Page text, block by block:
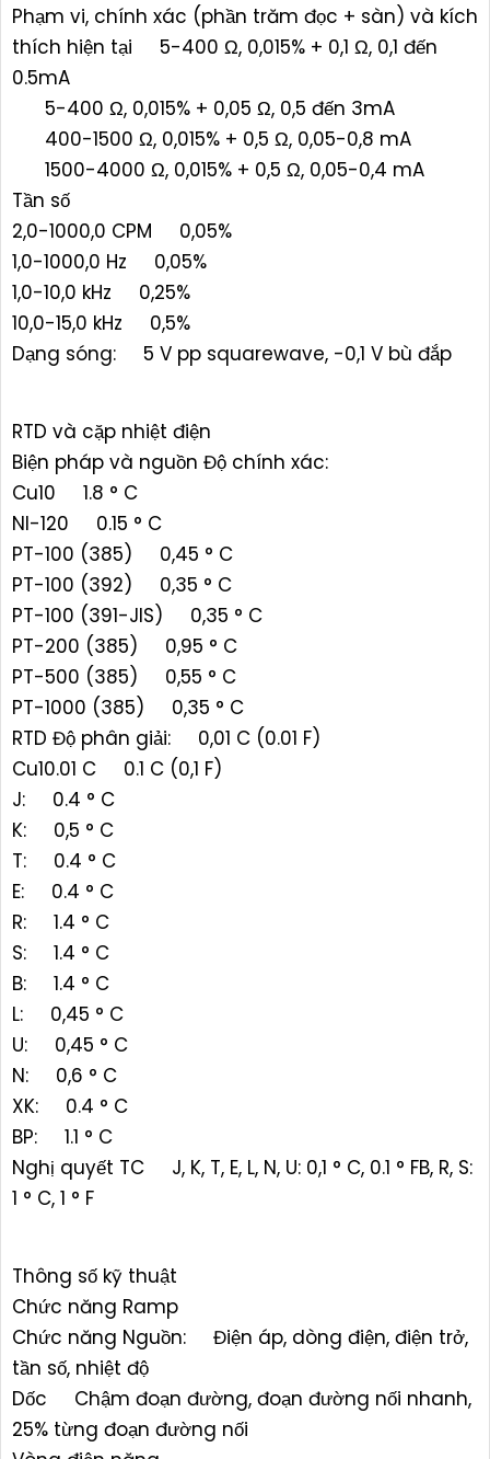
Phạm vi, chính xác (phần trăm đọc + sàn) và kích
thích hiện tại 5-400 Ω, 0,015% + 0,1 Ω, 0,1 đến
0.5mA
5-400 Ω, 0,015% + 0,05 Ω, 0,5 đến 3mA
400-1500 Ω, 0,015% + 0,5 Ω, 0,05-0,8 mA
1500-4000 Ω, 0,015% + 0,5 Ω, 0,05-0,4 mA
Tần số
2,0-1000,0 CPM 0,05%
1,0-1000,0 Hz 0,05%
1,0-10,0 kHz 0,25%
10,0-15,0 kHz 0,5%
Dạng sóng: 5 V pp squarewave, -0,1 V bù đắp
RTD và cặp nhiệt điện
Biện pháp và nguồn Độ chính xác:
Cu10 1.8 ° C
NI-120 0.15 ° C
PT-100 (385) 0,45 ° C
PT-100 (392) 0,35 ° C
PT-100 (391-JIS) 0,35 ° C
PT-200 (385) 0,95 ° C
PT-500 (385) 0,55 ° C
PT-1000 (385) 0,35 ° C
RTD Độ phân giải: 0,01 C (0.01 F)
Cu10.01 C 0.1 C (0,1 F)
J: 0.4 ° C
K: 0,5 ° C
T: 0.4 ° C
E: 0.4 ° C
R: 1.4 ° C
S: 1.4 ° C
B: 1.4 ° C
L: 0,45 ° C
U: 0,45 ° C
N: 0,6 ° C
XK: 0.4 ° C
BP: 1.1 ° C
Nghị quyết TC J, K, T, E, L, N, U: 0,1 ° C, 0.1 ° FB, R, S:
1 ° C, 1 ° F
Thông số kỹ thuật
Chức năng Ramp
Chức năng Nguồn: Điện áp, dòng điện, điện trở,
tần số, nhiệt độ
Dốc Chậm đoạn đường, đoạn đường nối nhanh,
25% từng đoạn đường nối